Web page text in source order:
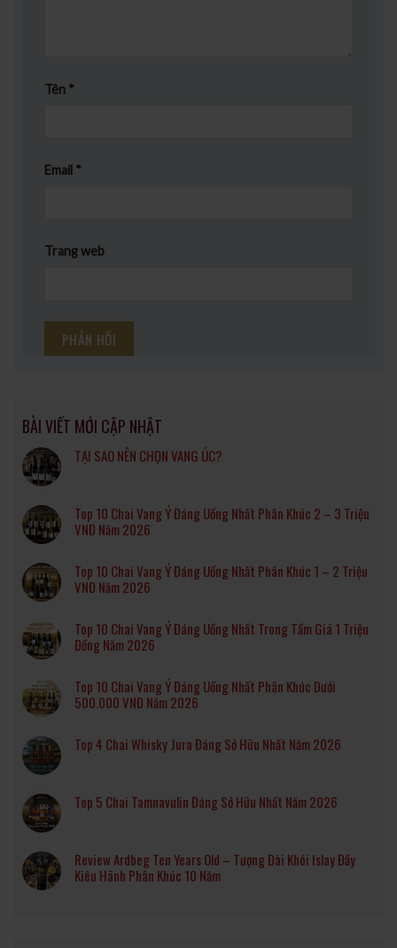
Tên *
Email *
Trang web
BÀI VIẾT MỚI CẬP NHẬT
TẠI SAO NÊN CHỌN VANG ÚC?
Top 10 Chai Vang Ý Đáng Uống Nhất Phân Khúc 2 – 3 Triệu
VNĐ Năm 2026
Top 10 Chai Vang Ý Đáng Uống Nhất Phân Khúc 1 – 2 Triệu
VNĐ Năm 2026
Top 10 Chai Vang Ý Đáng Uống Nhất Trong Tầm Giá 1 Triệu
Đồng Năm 2026
Top 10 Chai Vang Ý Đáng Uống Nhất Phân Khúc Dưới
500.000 VNĐ Năm 2026
Top 4 Chai Whisky Jura Đáng Sở Hữu Nhất Năm 2026
Top 5 Chai Tamnavulin Đáng Sở Hữu Nhất Năm 2026
Review Ardbeg Ten Years Old – Tượng Đài Khói Islay Đầy
Kiêu Hãnh Phân Khúc 10 Năm